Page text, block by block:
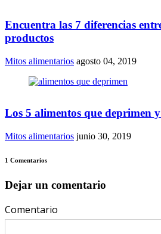
Encuentra las 7 diferencias
productos
Mitos alimentarios agosto 04, 2019
Los 5 alimentos que deprimen
Mitos alimentarios junio 30, 2019
1 Comentarios
Dejar un comentario
Comentario